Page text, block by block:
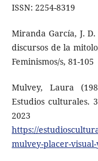
ISSN: 2254-8319
Miranda García, J.
discursos de la
Feminismos/s, 81-105
Mulvey, Laura
Estudios culturales.
https://
mulvey-placer-